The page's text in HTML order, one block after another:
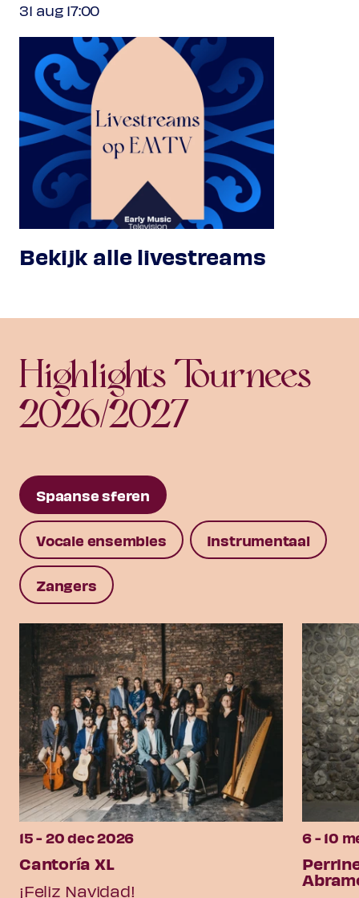
31 aug 17:00
Bekijk alle livestreams
Highlights Tournees
2026/2027
Spaanse sferen
Vocale ensembles Instrumentaal
Zangers
15 - 20 dec 2026
Cantoría XL
¡Feliz Navidad!
6 - 10